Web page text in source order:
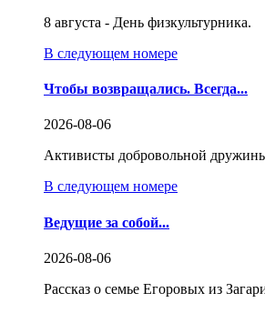
8 августа - День физкультурника.
В следующем номере
Чтобы возвращались. Всегда...
2026-08-06
Активисты добровольной
В следующем номере
Ведущие за собой...
2026-08-06
Рассказ о семье Егоровых из